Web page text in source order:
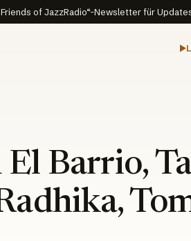
of JazzRadio“-Newsletter für
Barrio,